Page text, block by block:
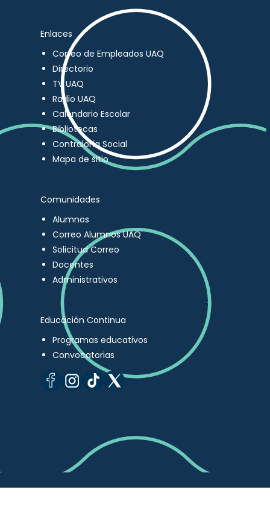
Enlaces
Correo de Empleados UAQ
Directorio
TV UAQ
Radio UAQ
Calendario Escolar
Bibliotecas
Contraloría Social
Mapa de sitio
Comunidades
Alumnos
Correo Alumnos UAQ
Solicitud Correo
Docentes
Administrativos
Educación Continua
Programas educativos
Convocatorias